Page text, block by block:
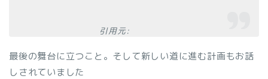
引用元:
最後の舞台に立つこと。そして新しい道に進む計画もお話
しされていました